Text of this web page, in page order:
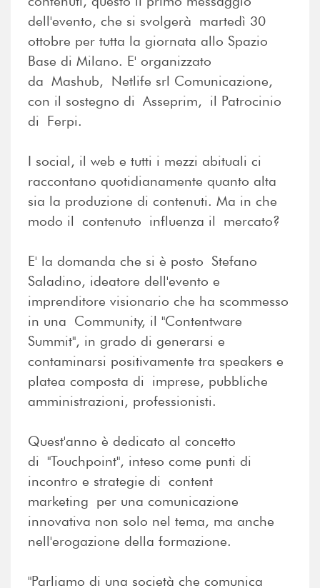
dell'evento, che si svolgerà martedì 30
ottobre per tutta la giornata allo Spazio
Base di Milano. E' organizzato
da Mashub, Netlife srl Comunicazione,
con il sostegno di Asseprim, il Patrocinio
di Ferpi.
I social, il web e tutti i mezzi abituali ci
raccontano quotidianamente quanto alta
sia la produzione di contenuti. Ma in che
modo il contenuto influenza il mercato?
E' la domanda che si è posto Stefano
Saladino, ideatore dell'evento e
imprenditore visionario che ha scommesso
in una Community, il "Contentware
Summit", in grado di generarsi e
contaminarsi positivamente tra speakers e
platea composta di imprese, pubbliche
amministrazioni, professionisti.
Quest'anno è dedicato al concetto
di "Touchpoint", inteso come punti di
incontro e strategie di content
marketing per una comunicazione
innovativa non solo nel tema, ma anche
nell'erogazione della formazione.
"Parliamo di una società che comunica